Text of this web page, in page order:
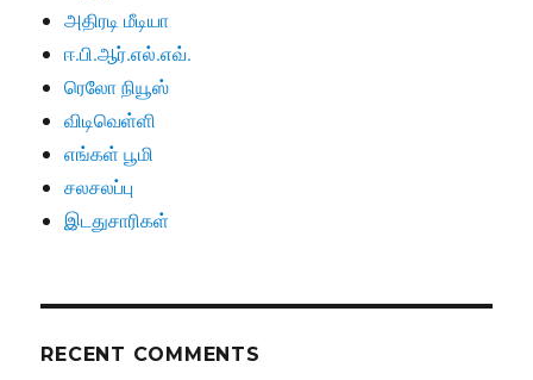
அதிரடி மீடியா
ஈ.பி.ஆர்.எல்.எவ்.
ரெலோ நியூஸ்
விடிவெள்ளி
எங்கள் பூமி
சலசலப்பு
இடதுசாரிகள்
RECENT COMMENTS